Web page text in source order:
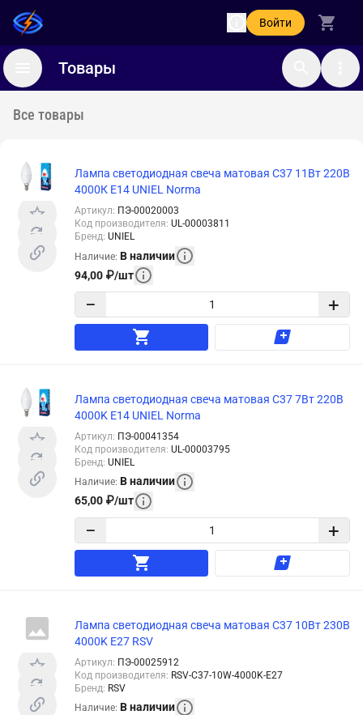
Войти
Товары
Все товары
Лампа светодиодная свеча матовая C37 11Вт 220В
4000К E14 UNIEL Norma
Артикул: ПЭ-00020003
Код производителя: UL-00003811
Бренд: UNIEL
Наличие: В наличии
94,00 ₽/шт
− +
Лампа светодиодная свеча матовая C37 7Вт 220В
4000K E14 UNIEL Norma
Артикул: ПЭ-00041354
Код производителя: UL-00003795
Бренд: UNIEL
Наличие: В наличии
65,00 ₽/шт
− +
Лампа светодиодная свеча матовая C37 10Вт 230В
4000K E27 RSV
Артикул: ПЭ-00025912
Код производителя: RSV-C37-10W-4000K-E27
Бренд: RSV
Наличие: В наличии